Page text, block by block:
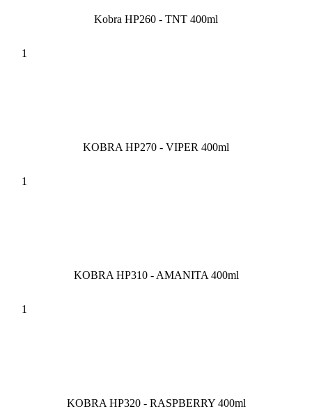
Kobra HP260 - TNT 400ml
KOBRA HP270 - VIPER 400ml
KOBRA HP310 - AMANITA 400ml
KOBRA HP320 - RASPBERRY 400ml